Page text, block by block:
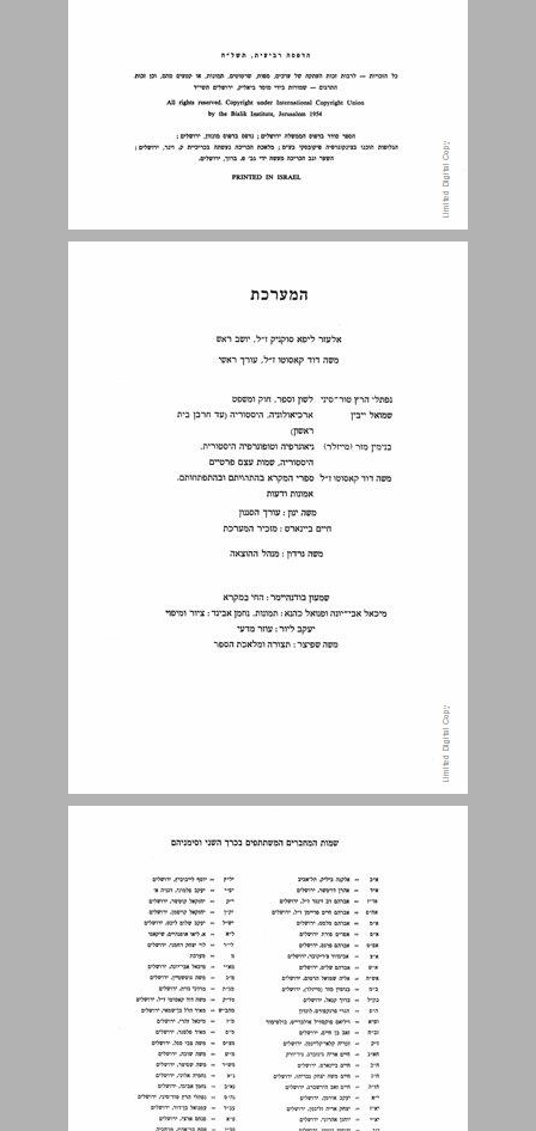
בארות בני יעקן. ... 9